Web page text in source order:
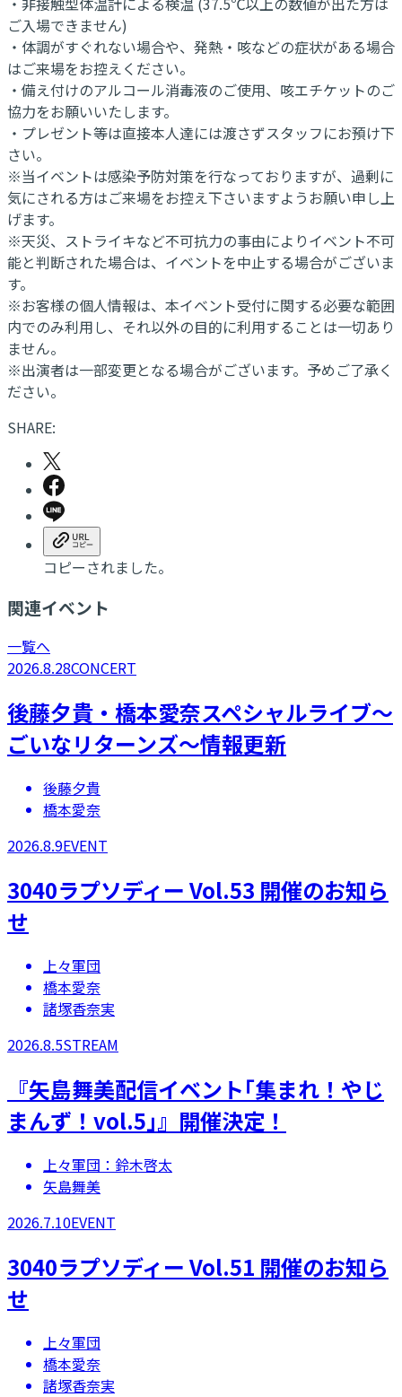
ご入場できません)
・体調がすぐれない場合や、発熱・咳などの症状がある場合
はご来場をお控えください。
・備え付けのアルコール消毒液のご使用、咳エチケットのご
協力をお願いいたします。
・プレゼント等は直接本人達には渡さずスタッフにお預け下
さい。
※当イベントは感染予防対策を行なっておりますが、過剰に
気にされる方はご来場をお控え下さいますようお願い申し上
げます。
※天災、ストライキなど不可抗力の事由によりイベント不可
能と判断された場合は、イベントを中止する場合がございま
す。
※お客様の個人情報は、本イベント受付に関する必要な範囲
内でのみ利用し、それ以外の目的に利用することは一切あり
ません。
※出演者は一部変更となる場合がございます。予めご了承く
ださい。
SHARE:
コピーされました。
関連イベント
一覧へ
2026.8.28CONCERT
後藤夕貴・橋本愛奈スペシャルライブ〜
ごいなリターンズ〜情報更新
後藤夕貴
橋本愛奈
2026.8.9EVENT
3040ラプソディー Vol.53 開催のお知ら
せ
上々軍団
橋本愛奈
諸塚香奈実
2026.8.5STREAM
『矢島舞美配信イベント｢集まれ！やじ
まんず！vol.5｣』開催決定！
上々軍団：鈴木啓太
矢島舞美
2026.7.10EVENT
3040ラプソディー Vol.51 開催のお知ら
せ
上々軍団
橋本愛奈
諸塚香奈実